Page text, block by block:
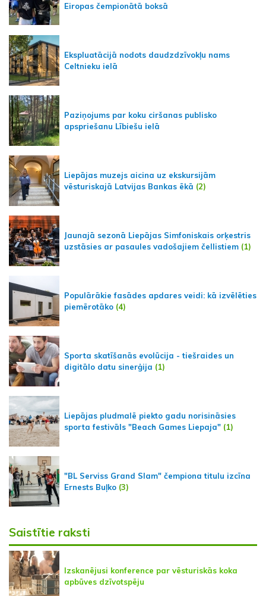
Eiropas čempionātā boksā
Ekspluatācijā nodots daudzdzīvokļu nams
Celtnieku ielā
Paziņojums par koku ciršanas publisko
apspriešanu Lībiešu ielā
Liepājas muzejs aicina uz ekskursijām
vēsturiskajā Latvijas Bankas ēkā (2)
Jaunajā sezonā Liepājas Simfoniskais orķestris
uzstāsies ar pasaules vadošajiem čellistiem (1)
Populārākie fasādes apdares veidi: kā izvēlēties
piemērotāko (4)
Sporta skatīšanās evolūcija - tiešraides un
digitālo datu sinerģija (1)
Liepājas pludmalē piekto gadu norisināsies
sporta festivāls "Beach Games Liepaja" (1)
"BL Serviss Grand Slam" čempiona titulu izcīna
Ernests Buļko (3)
Saistītie raksti
Izskanējusi konference par vēsturiskās koka
apbūves dzīvotspēju